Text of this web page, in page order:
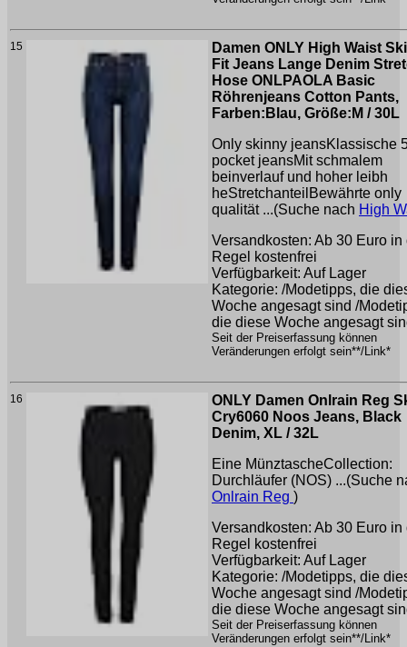
15
Damen ONLY High Waist
Fit Jeans Lange Denim
Hose ONLPAOLA Basic
Röhrenjeans Cotton Pants,
Farben:Blau, Größe:M / 30L
Only skinny jeansKlassische
pocket jeansMit schmalem
beinverlauf und hoher leibh
heStretchanteilBewährte only
qualität ...(Suche nach High
Versandkosten: Ab 30 Euro in
Regel kostenfrei
Verfügbarkeit: Auf Lager
Kategorie: /Modetipps, die
Woche angesagt sind /
die diese Woche angesagt
Seit der Preiserfassung können
Veränderungen erfolgt sein**/Link*
16
ONLY Damen Onlrain Reg
Cry6060 Noos Jeans, Black
Denim, XL / 32L
Eine MünztascheCollection:
Durchläufer (NOS) ...(Suche
Onlrain Reg )
Versandkosten: Ab 30 Euro in
Regel kostenfrei
Verfügbarkeit: Auf Lager
Kategorie: /Modetipps, die
Woche angesagt sind /
die diese Woche angesagt
Seit der Preiserfassung können
Veränderungen erfolgt sein**/Link*